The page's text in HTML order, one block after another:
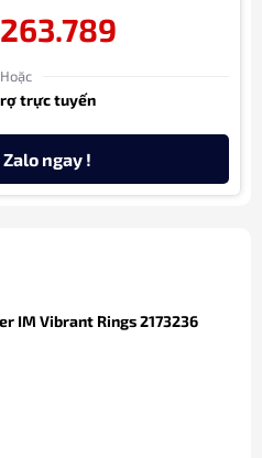
Hoặc
trực tuyến
ngay !
IM Vibrant Rings 2173236